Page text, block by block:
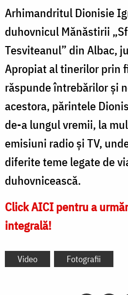
Arhimandritul Dionisie
duhovnicul Mănăstirii
Tesviteanul” din Albac,
Apropiat al tinerilor prin
răspunde întrebărilor și
acestora, părintele
de-a lungul vremii, la
emisiuni radio și TV,
diferite teme legate de
duhovnicească.
Click AICI pentru a
integrală!
Video Fotografii